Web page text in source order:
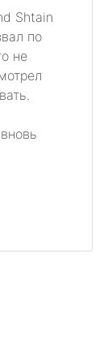
Shtain
по
не